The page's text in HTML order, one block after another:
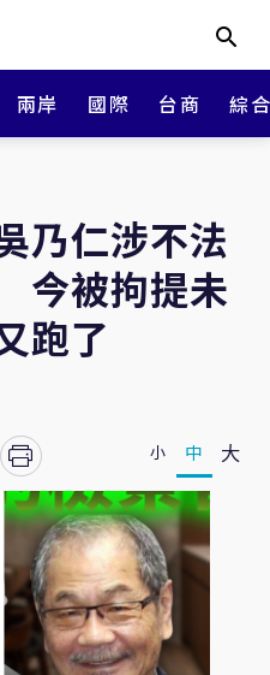
兩岸 國際 台商 綜
乃仁涉不法
今被拘提未
跑了
小 中 大